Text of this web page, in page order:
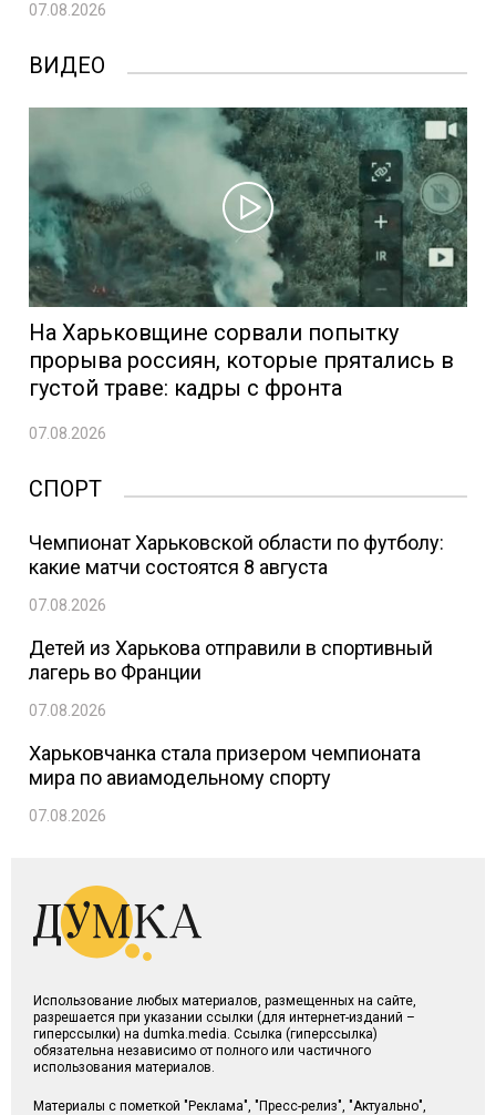
07.08.2026
ВИДЕО
На Харьковщине сорвали попытку
прорыва россиян, которые прятались в
густой траве: кадры с фронта
07.08.2026
СПОРТ
Чемпионат Харьковской области по футболу:
какие матчи состоятся 8 августа
07.08.2026
Детей из Харькова отправили в спортивный
лагерь во Франции
07.08.2026
Харьковчанка стала призером чемпионата
мира по авиамодельному спорту
07.08.2026
Использование любых материалов, размещенных на сайте,
разрешается при указании ссылки (для интернет-изданий –
гиперссылки) на dumka.media. Ссылка (гиперссылка)
обязательна независимо от полного или частичного
использования материалов.
Материалы с пометкой "Реклама", "Пресс-релиз", "Актуально",